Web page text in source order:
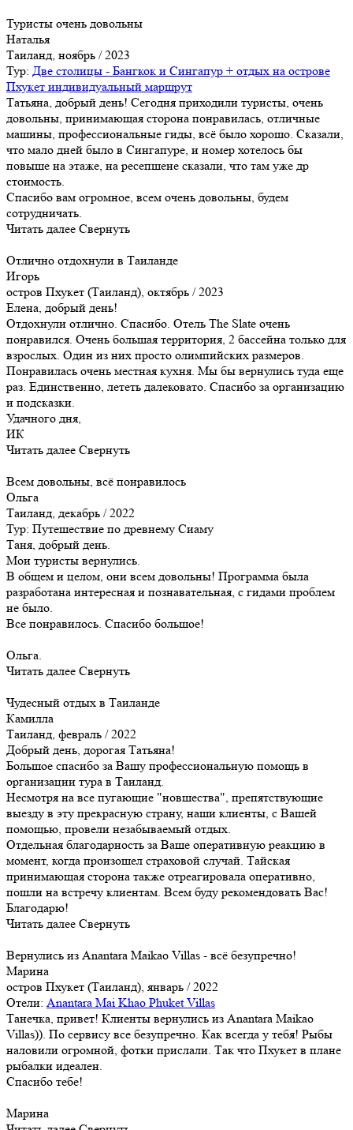
Туристы очень довольны
Наталья
Таиланд, ноябрь / 2023
Тур: Две столицы - Бангкок и Сингапур + отдых на острове
Пхукет индивидуальный маршрут
Татьяна, добрый день! Сегодня приходили туристы, очень
довольны, принимающая сторона понравилась, отличные
машины, профессиональные гиды, всё было хорошо. Сказали,
что мало дней было в Сингапуре, и номер хотелось бы
повыше на этаже, на ресепшене сказали, что там уже др
стоимость.
Спасибо вам огромное, всем очень довольны, будем
сотрудничать.
Читать далее Свернуть
Отлично отдохнули в Таиланде
Игорь
остров Пхукет (Таиланд), октябрь / 2023
Елена, добрый день!
Отдохнули отлично. Спасибо. Отель The Slate очень
понравился. Очень большая территория, 2 бассейна только для
взрослых. Один из них просто олимпийских размеров.
Понравилась очень местная кухня. Мы бы вернулись туда еще
раз. Единственно, лететь далековато. Спасибо за организацию
и подсказки.
Удачного дня,
ИК
Читать далее Свернуть
Всем довольны, всё понравилось
Ольга
Таиланд, декабрь / 2022
Тур: Путешествие по древнему Сиаму
Таня, добрый день.
Мои туристы вернулись.
В общем и целом, они всем довольны! Программа была
разработана интересная и познавательная, с гидами проблем
не было.
Все понравилось. Спасибо большое!
Ольга.
Читать далее Свернуть
Чудесный отдых в Таиланде
Камилла
Таиланд, февраль / 2022
Добрый день, дорогая Татьяна!
Большое спасибо за Вашу профессиональную помощь в
организации тура в Таиланд.
Несмотря на все пугающие "новшества", препятствующие
выезду в эту прекрасную страну, наши клиенты, с Вашей
помощью, провели незабываемый отдых.
Отдельная благодарность за Ваше оперативную реакцию в
момент, когда произошел страховой случай. Тайская
принимающая сторона также отреагировала оперативно,
пошли на встречу клиентам. Всем буду рекомендовать Вас!
Благодарю!
Читать далее Свернуть
Вернулись из Anantara Maikao Villas - всё безупречно!
Марина
остров Пхукет (Таиланд), январь / 2022
Отели: Anantara Mai Khao Phuket Villas
Танечка, привет! Клиенты вернулись из Anantara Maikao
Villas)). По сервису все безупречно. Как всегда у тебя! Рыбы
наловили огромной, фотки прислали. Так что Пхукет в плане
рыбалки идеален.
Спасибо тебе!
Марина